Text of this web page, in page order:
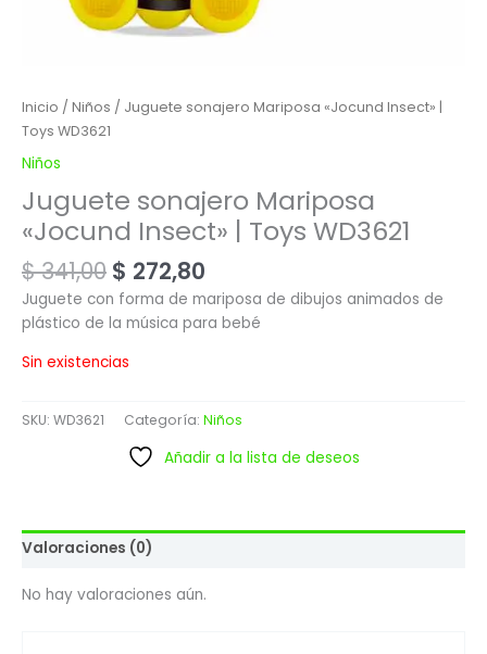
Inicio / Niños / Juguete sonajero Mariposa «Jocund Insect» |
Toys WD3621
Niños
Juguete sonajero Mariposa
«Jocund Insect» | Toys WD3621
$341,00 $ 272,80
Juguete con forma de mariposa de dibujos animados de
plástico de la música para bebé
Sin existencias
SKU: WD3621 Categoría: Niños
Añadir a la lista de deseos
Valoraciones (0)
No hay valoraciones aún.